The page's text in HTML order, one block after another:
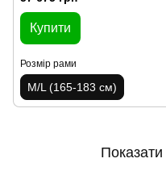
1000Вт чорний 2025 крила,
підніжка
Купити
Розмір рами
M/L (165-183 см)